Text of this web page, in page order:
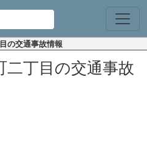
の交通事故情報
二丁目の交通事故